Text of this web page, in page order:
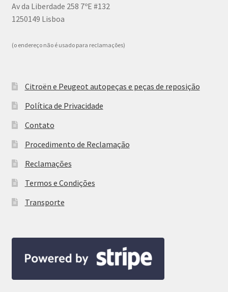
Av da Liberdade 258 7ºE #132
1250149 Lisboa
(o endereço não é usado para reclamações)
Citroën e Peugeot autopeças e peças de reposição
Política de Privacidade
Contato
Procedimento de Reclamação
Reclamações
Termos e Condições
Transporte